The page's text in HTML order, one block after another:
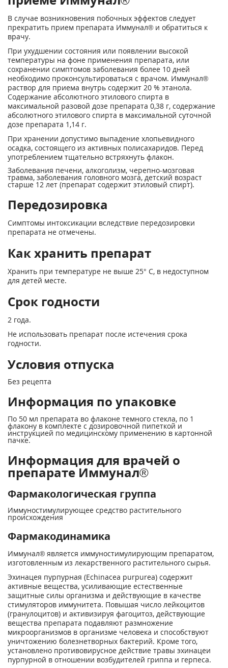
В случае возникновения побочных эффектов следует
прекратить прием препарата Иммунал® и обратиться к
врачу.
При ухудшении состояния или появлении высокой
температуры на фоне применения препарата, или
сохранении симптомов заболевания более 10 дней
необходимо проконсультироваться с врачом. Иммунал®
раствор для приема внутрь содержит 20 % этанола.
Содержание абсолютного этилового спирта в
максимальной разовой дозе препарата 0,38 г, содержание
абсолютного этилового спирта в максимальной суточной
дозе препарата 1,14 г.
При хранении допустимо выпадение хлопьевидного
осадка, состоящего из активных полисахаридов. Перед
употреблением тщательно встряхнуть флакон.
Заболевания печени, алкоголизм, черепно-мозговая
травма, заболевания головного мозга, детский возраст
старше 12 лет (препарат содержит этиловый спирт).
Передозировка
Симптомы интоксикации вследствие передозировки
препарата не отмечены.
Как хранить препарат
Хранить при температуре не выше 25° С, в недоступном
для детей месте.
Срок годности
2 года.
Не использовать препарат после истечения срока
годности.
Условия отпуска
Без рецепта
Информация по упаковке
По 50 мл препарата во флаконе темного стекла, по 1
флакону в комплекте с дозировочной пипеткой и
инструкцией по медицинскому применению в картонной
пачке.
Информация для врачей о
препарате Иммунал®
Фармакологическая группа
Иммуностимулирующее средство растительного
происхождения
Фармакодинамика
Иммунал® является иммуностимулирующим препаратом,
изготовленным из лекарственного растительного сырья.
Эхинацея пурпурная (Echinacea purpurea) содержит
активные вещества, усиливающие естественные
защитные силы организма и действующие в качестве
стимуляторов иммунитета. Повышая число лейкоцитов
(гранулоцитов) и активизируя фагоцитоз, действующие
вещества препарата подавляют размножение
микроорганизмов в организме человека и способствуют
уничтожению болезнетворных бактерий. Кроме того,
установлено противовирусное действие травы эхинацеи
пурпурной в отношении возбудителей гриппа и герпеса.